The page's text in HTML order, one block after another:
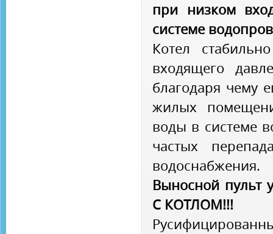
при низком
системе
Котел
входящего
благодаря чему
жилых
воды в системе
частых
водоснабжения.
Выносной пульт
С КОТЛОМ!!!